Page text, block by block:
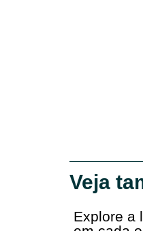
Veja
Explore a